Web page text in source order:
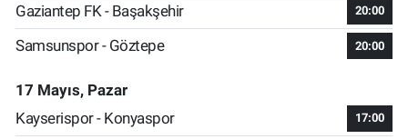
Gaziantep FK - Başakşehir 20:00
Samsunspor - Göztepe 20:00
17 Mayıs, Pazar
Kayserispor - Konyaspor
17:00